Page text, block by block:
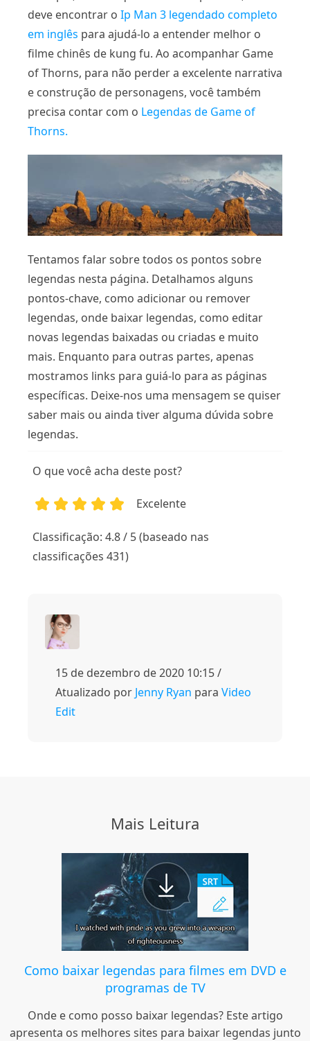
deve encontrar o Ip Man 3 legendado completo
em inglês para ajudá-lo a entender melhor o
filme chinês de kung fu. Ao acompanhar Game
of Thorns, para não perder a excelente narrativa
e construção de personagens, você também
precisa contar com o Legendas de Game of
Thorns.
Tentamos falar sobre todos os pontos sobre
legendas nesta página. Detalhamos alguns
pontos-chave, como adicionar ou remover
legendas, onde baixar legendas, como editar
novas legendas baixadas ou criadas e muito
mais. Enquanto para outras partes, apenas
mostramos links para guiá-lo para as páginas
específicas. Deixe-nos uma mensagem se quiser
saber mais ou ainda tiver alguma dúvida sobre
legendas.
O que você acha deste post?
Excelente
Classificação: 4.8 / 5 (baseado nas
classificações 431)
15 de dezembro de 2020 10:15 /
Atualizado por Jenny Ryan para Video
Edit
Mais Leitura
Como baixar legendas para filmes em DVD e
programas de TV
Onde e como posso baixar legendas? Este artigo
apresenta os melhores sites para baixar legendas junto